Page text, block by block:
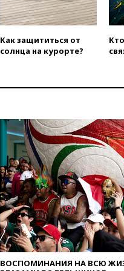
Ильском
атакой
под
человека
вчера, 10:27
трассе
вчера, 09:55
над
вчера, 09:25
Кубани
падения
Как защититься от
солнца на курорте?
ВОСПОМИНАНИЯ НА ВСЮ